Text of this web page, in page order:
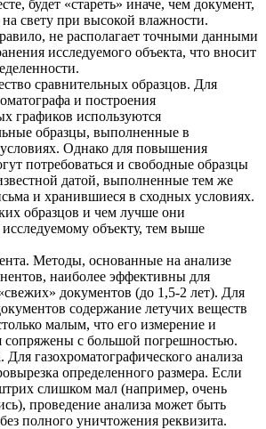
будет «стареть» иначе, чем документ,
свету при высокой влажности.
не располагает точными данными
исследуемого объекта, что вносит
сравнительных образцов. Для
и построения
графиков используются
образцы, выполненные в
Однако для повышения
потребоваться и свободные образцы
датой, выполненные тем же
и хранившиеся в сходных условиях.
образцов и чем лучше они
исследуемому объекту, тем выше
Методы, основанные на анализе
наиболее эффективны для
документов (до 1,5-2 лет). Для
содержание летучих веществ
малым, что его измерение и
сопряжены с большой погрешностью.
газохроматографического анализа
определенного размера. Если
слишком мал (например, очень
проведение анализа может быть
полного уничтожения реквизита.